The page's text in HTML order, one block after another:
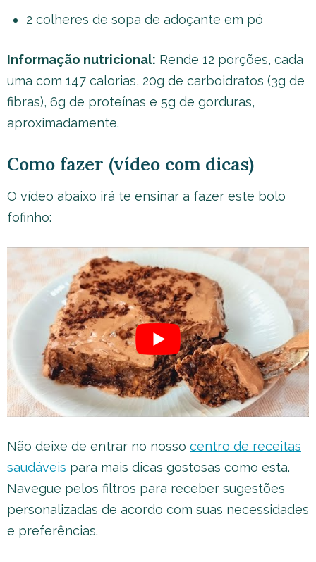
2 colheres de sopa de adoçante em pó
Informação nutricional: Rende 12 porções, cada
uma com 147 calorias, 20g de carboidratos (3g de
fibras), 6g de proteínas e 5g de gorduras,
aproximadamente.
Como fazer (vídeo com dicas)
O vídeo abaixo irá te ensinar a fazer este bolo
fofinho:
Não deixe de entrar no nosso centro de receitas
saudáveis para mais dicas gostosas como esta.
Navegue pelos filtros para receber sugestões
personalizadas de acordo com suas necessidades
e preferências.